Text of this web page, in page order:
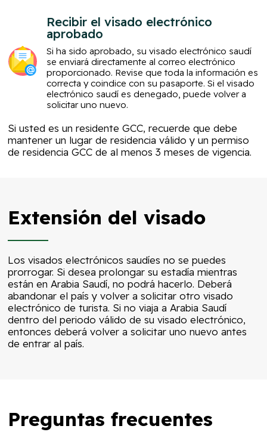
Recibir el visado electrónico
aprobado
Si ha sido aprobado, su visado electrónico saudí
se enviará directamente al correo electrónico
proporcionado. Revise que toda la información es
correcta y coindice con su pasaporte. Si el visado
electrónico saudí es denegado, puede volver a
solicitar uno nuevo.
Si usted es un residente GCC, recuerde que debe
mantener un lugar de residencia válido y un permiso
de residencia GCC de al menos 3 meses de vigencia.
Extensión del visado
Los visados electrónicos saudíes no se puedes
prorrogar. Si desea prolongar su estadía mientras
están en Arabia Saudí, no podrá hacerlo. Deberá
abandonar el país y volver a solicitar otro visado
electrónico de turista. Si no viaja a Arabia Saudí
dentro del periodo válido de su visado electrónico,
entonces deberá volver a solicitar uno nuevo antes
de entrar al país.
Preguntas frecuentes